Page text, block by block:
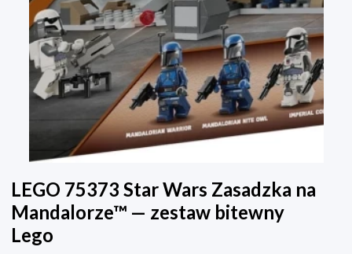
LEGO 75373 Star Wars Zasadzka na
Mandalorze™ — zestaw bitewny
Lego